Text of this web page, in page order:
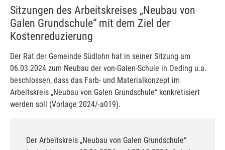
Sitzungen des Arbeitskreises „Neubau von
Galen Grundschule“ mit dem Ziel der
Kostenreduzierung
Der Rat der Gemeinde Südlohn hat in seiner Sitzung am
06.03.2024 zum Neubau der von-Galen-Schule in Oeding u.a.
beschlossen, dass das Farb- und Materialkonzept im
Arbeitskreis „Neubau von Galen Grundschule“ konkretisiert
werden soll (Vorlage 2024/-a019).
Der Arbeitskreis „Neubau von Galen Grundschule“